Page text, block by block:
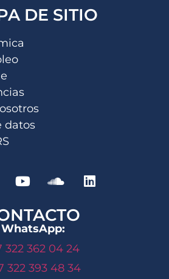
DE SITIO
datos
WhatsApp:
322 362 04 24
322 393 48 34